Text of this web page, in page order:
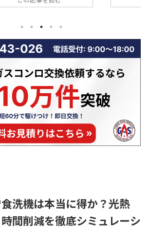
庫内に水が溜まっている」 「排水エラ
に多く、修理相談の中でも上位を占め
す。 排水できない状態が続くと、洗
浄不良だけでなく、悪臭・水漏れ・本
故障につながる恐れもあります。
一方で、原因の多くは「詰まり」など
比較的単純なトラブルであり、正し
手順を踏めば自分で解決できるケー
スも少なくありません。 この記事で
は、食洗機の排水エラーや水が抜けな
原因を一つずつ具体的に解説 ...
不完全
あるこ
場は、
に相 ...
洗機は本当に得か？光熱
間削減を徹底シミュレーシ